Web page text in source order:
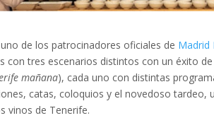
de los patrocinadores oficiales de Madrid
con tres escenarios distintos con un éxito
mañana), cada uno con distintas
catas, coloquios y el novedoso
vinos de Tenerife.